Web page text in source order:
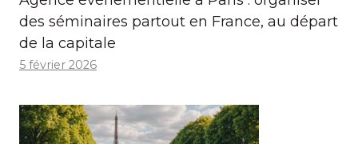
des séminaires partout en France, au départ
de la capitale
5 février 2026